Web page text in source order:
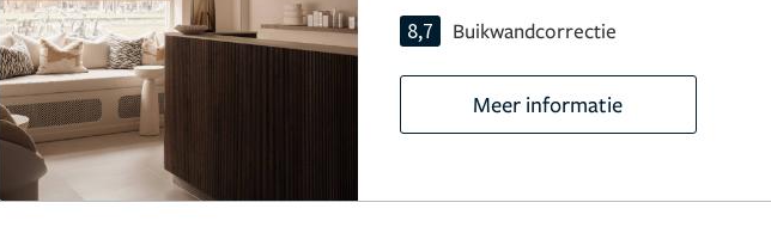
8,7 Buikwandcorrectie
Meer informatie